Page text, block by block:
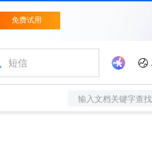
输入文档关键字查找